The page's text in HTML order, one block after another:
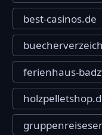
best-casinos.de
ferienhaus-